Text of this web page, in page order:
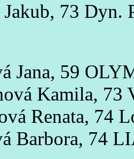
73 Dyn.
Jana, 59
Kamila, 73
Renata, 74
Barbora, 74